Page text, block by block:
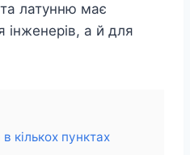
латунню має
а й для
кількох пунктах